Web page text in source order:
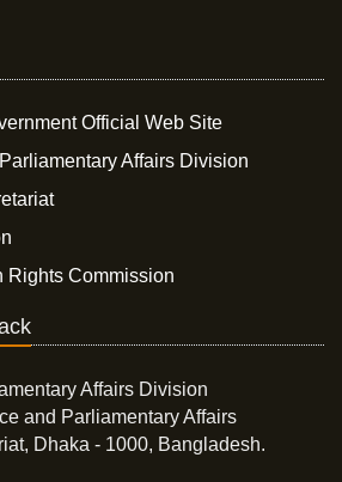
Official Web Site
Affairs Division
Rights Commission
Affairs Division
and Parliamentary Affairs
Dhaka - 1000, Bangladesh.